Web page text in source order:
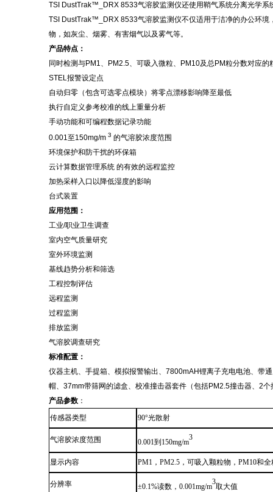
TSI DustTrak™_DRX 8533气溶胶监测仪还使用鞘气系统分离光学
TSI DustTrak™_DRX 8533气溶胶监测仪不仅适用于洁净的办公环
物，如灰尘、烟雾、有害烟气以及雾气等。
产品特点 ：
同时检测与PM1、PM2.5、可吸入微粒、PM10及总PM粒分数对应的
STEL报警设定点
自动归零（包含可选零点模块）将零点漂移影响降至最低
执行自定义参考校准的线上重量分析
手动功能和可编程数据记录功能
0.001至150mg/m 3 的气溶胶浓度范围
环境保护和防干扰的环保箱
云计算数据管理系统 的有效的远程监控
加热采样入口以降低湿度的影响
台式装置
应用范围 ：
工业/职业卫生调查
室内空气质量研究
室外环境监测
基线趋势分析和筛选
工程控制评估
远程监测
过程监测
排放监测
气溶胶调查研究
标准配置：
仪器主机、手提箱、模拟报警输出、7800mAH锂离子充电电池、带
帽、37mm带筛网的滤盒、 校准撞击器套件（包括PM2.5撞击器、2
产品参数 ：
传感器类型 90°光散射
气溶胶浓度范围 0.001到150mg/m
3
显示内容 PM1 ，PM2.5 ，可吸入颗粒物，PM10和
分辨率 ±0.1%读数，0.001mg/m
3
取大值